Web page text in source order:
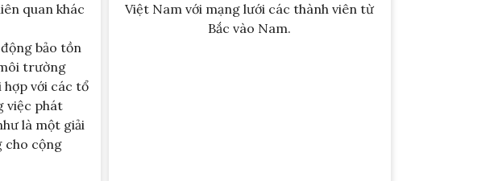
quan khác
bảo tồn
trường
hợp với các tổ
việc phát
là một giải
cho cộng
Việt Nam với mạng lưới các thành viên từ
Bắc vào Nam.